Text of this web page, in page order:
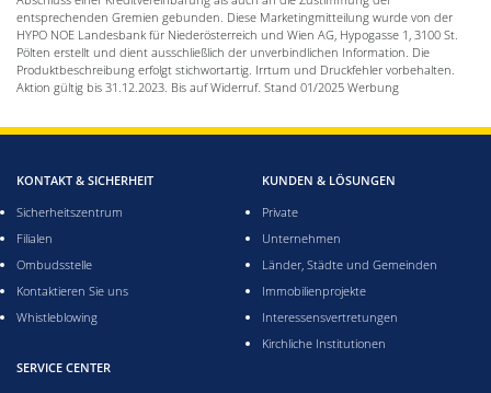
entsprechenden Gremien gebunden. Diese Marketingmitteilung wurde von der
HYPO NOE Landesbank für Niederösterreich und Wien AG, Hypogasse 1, 3100 St.
Pölten erstellt und dient ausschließlich der unverbindlichen Information. Die
Produktbeschreibung erfolgt stichwortartig. Irrtum und Druckfehler vorbehalten.
Aktion gültig bis 31.12.2023. Bis auf Widerruf. Stand 01/2025 Werbung
KONTAKT & SICHERHEIT
Sicherheitszentrum
Filialen
Ombudsstelle
Kontaktieren Sie uns
Whistleblowing
SERVICE CENTER
KUNDEN & LÖSUNGEN
Private
Unternehmen
Länder, Städte und Gemeinden
Immobilienprojekte
Interessensvertretungen
Kirchliche Institutionen